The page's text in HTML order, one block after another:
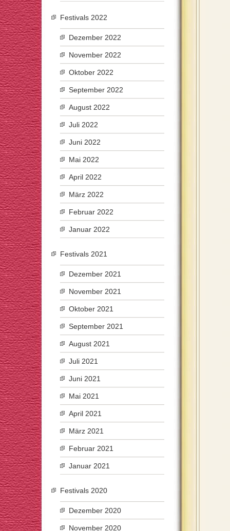
Festivals 2022
Dezember 2022
November 2022
Oktober 2022
September 2022
August 2022
Juli 2022
Juni 2022
Mai 2022
April 2022
März 2022
Februar 2022
Januar 2022
Festivals 2021
Dezember 2021
November 2021
Oktober 2021
September 2021
August 2021
Juli 2021
Juni 2021
Mai 2021
April 2021
März 2021
Februar 2021
Januar 2021
Festivals 2020
Dezember 2020
November 2020